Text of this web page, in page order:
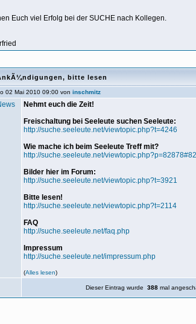
Euch viel Erfolg bei der SUCHE nach Kollegen.
bitte lesen
02 Mai 2010 09:00 von inschmitz
Nehmt euch die Zeit!
Freischaltung bei Seeleute suchen Seeleute:
http://suche.seeleute.net/viewtopic.php?t=4246
Wie mache ich beim Seeleute Treff mit?
http://suche.seeleute.net/
Bilder hier im Forum:
http://suche.seeleute.net/viewtopic.php?t=3921
Bitte lesen!
http://suche.seeleute.net/viewtopic.php?t=2114
FAQ
http://suche.seeleute.net/faq.php
Impressum
http://suche.seeleute.net/impressum.php
(Alles lesen)
Dieser Eintrag wurde 388 mal